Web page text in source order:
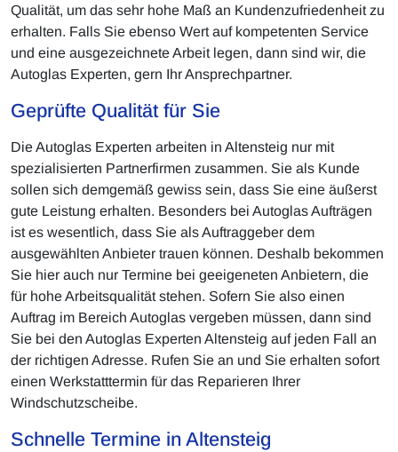
Qualität, um das sehr hohe Maß an Kundenzufriedenheit zu
erhalten. Falls Sie ebenso Wert auf kompetenten Service
und eine ausgezeichnete Arbeit legen, dann sind wir, die
Autoglas Experten, gern Ihr Ansprechpartner.
Geprüfte Qualität für Sie
Die Autoglas Experten arbeiten in Altensteig nur mit
spezialisierten Partnerfirmen zusammen. Sie als Kunde
sollen sich demgemäß gewiss sein, dass Sie eine äußerst
gute Leistung erhalten. Besonders bei Autoglas Aufträgen
ist es wesentlich, dass Sie als Auftraggeber dem
ausgewählten Anbieter trauen können. Deshalb bekommen
Sie hier auch nur Termine bei geeigeneten Anbietern, die
für hohe Arbeitsqualität stehen. Sofern Sie also einen
Auftrag im Bereich Autoglas vergeben müssen, dann sind
Sie bei den Autoglas Experten Altensteig auf jeden Fall an
der richtigen Adresse. Rufen Sie an und Sie erhalten sofort
einen Werkstatttermin für das Reparieren Ihrer
Windschutzscheibe.
Schnelle Termine in Altensteig